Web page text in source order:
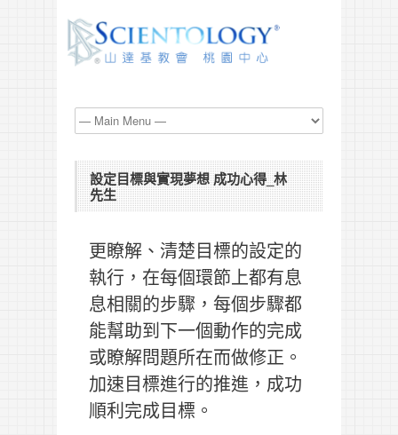
設定目標與實現夢想 成功心得_林
先生
更瞭解、清楚目標的設定的
執行，在每個環節上都有息
息相關的步驟，每個步驟都
能幫助到下一個動作的完成
或瞭解問題所在而做修正。
加速目標進行的推進，成功
順利完成目標。